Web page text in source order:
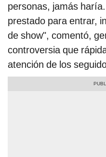
personas, jamás
prestado para entrar,
de show", comentó,
controversia que
atención de los